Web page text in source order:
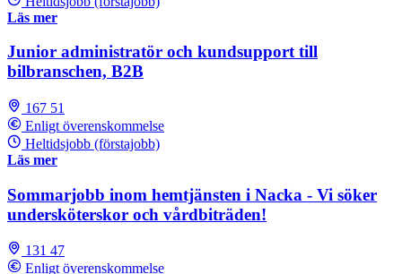
Läs mer
Junior administratör och kundsupport till
bilbranschen, B2B
167 51
Enligt överenskommelse
Heltidsjobb (förstajobb)
Läs mer
Sommarjobb inom hemtjänsten i Nacka - Vi söker
undersköterskor och vårdbiträden!
131 47
Enligt överenskommelse